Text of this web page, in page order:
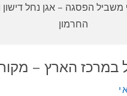
הפסגה – אגן נחל דישון
החרמון
במרכז הארץ –